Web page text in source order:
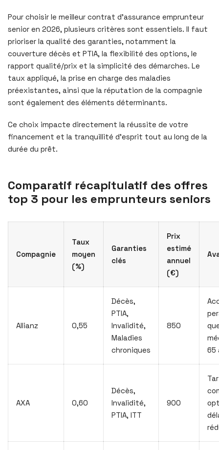
Pour choisir le meilleur contrat d’assurance emprunteur
senior en 2026, plusieurs critères sont essentiels. Il faut
prioriser la qualité des garanties, notamment la
couverture décès et PTIA, la flexibilité des options, le
rapport qualité/prix et la simplicité des démarches. Le
taux appliqué, la prise en charge des maladies
préexistantes, ainsi que la réputation de la compagnie
sont également des éléments déterminants.
Ce choix impacte directement la réussite de votre
financement et la tranquillité d’esprit tout au long de la
durée du prêt.
Comparatif récapitulatif des offres
top 3 pour les emprunteurs seniors
Compagnie
Taux
moyen
(%)
Garanties
clés
Prix
estimé
annuel
(€)
Allianz 0,55
Décès,
PTIA,
Invalidité,
Maladies
chroniques
850
65
AXA 0,60
Décès,
Invalidité,
PTIA, ITT
900